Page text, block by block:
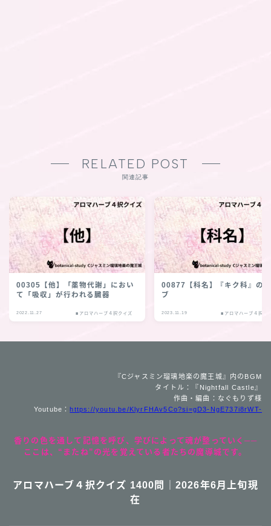
RELATED POST
関連記事
00305【他】「薬物代謝」におい
て「吸収」が行われる臓器
2022.11.27 ■アロマハーブ４択クイズ
00877【科名】『キク科』の
ブ
2023.11.19 ■アロマハーブ４択ク
『Cジャスミン瑠璃地楽の魔王城』内のBGM
タイトル：『Nightfall Castle』
作曲・編曲：なぐもりず様
Youtube： https://youtu.be/KlyrFHAv5Co?si=gD3-NgE737i8rWT-
香りの色を通して記憶を呼び、学びによって魂が整っていく──
ここは、“またね”の光を覚えている者たちの魔導城です。
アロマハーブ４択クイズ 1400問｜2026年6月上旬現
在